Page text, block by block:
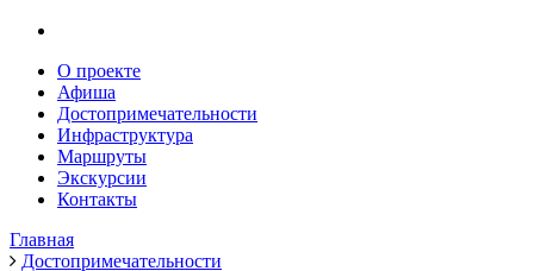
О проекте
Афиша
Достопримечательности
Инфраструктура
Маршруты
Экскурсии
Контакты
Главная
Достопримечательности